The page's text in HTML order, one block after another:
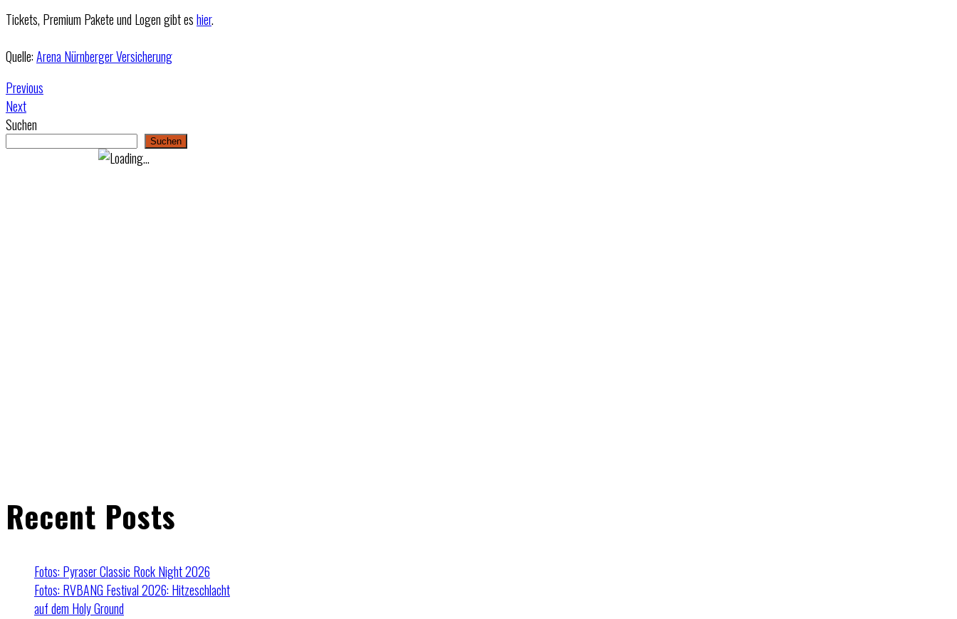
Tickets, Premium Pakete und Logen gibt eshier.
Quelle:Arena Nürnberger Versicherung
Previous
Next
Suchen
Suchen
Recent Posts
Fotos: Pyraser Classic Rock Night 2026
Fotos: RVBANG Festival 2026: Hitzeschlacht
auf dem Holy Ground